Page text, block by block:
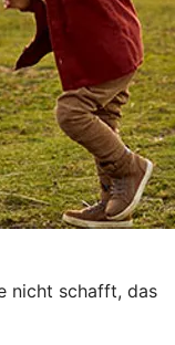
nicht schafft, das